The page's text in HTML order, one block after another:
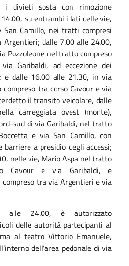
i divieti sosta con rimozione
su entrambi i lati delle vie,
San Camillo, nei tratti compresi
Argentieri; dalle 7.00 alle 24.00,
Pozzoleone nel tratto compreso
Garibaldi, ad eccezione dei
e dalle 16.00 alle 21.30, in via
tra corso Cavour e via
il transito veicolare, dalle
carreggiata ovest (monte),
sud di via Garibaldi, nel tratto
e via San Camillo, con
barriere a presidio degli accessi;
nelle vie, Mario Aspa nel tratto
Cavour e via Garibaldi, e
tra via Argentieri e via
alle 24.00, è autorizzato
delle autorità partecipanti al
al teatro Vittorio Emanuele,
dell’area pedonale di via